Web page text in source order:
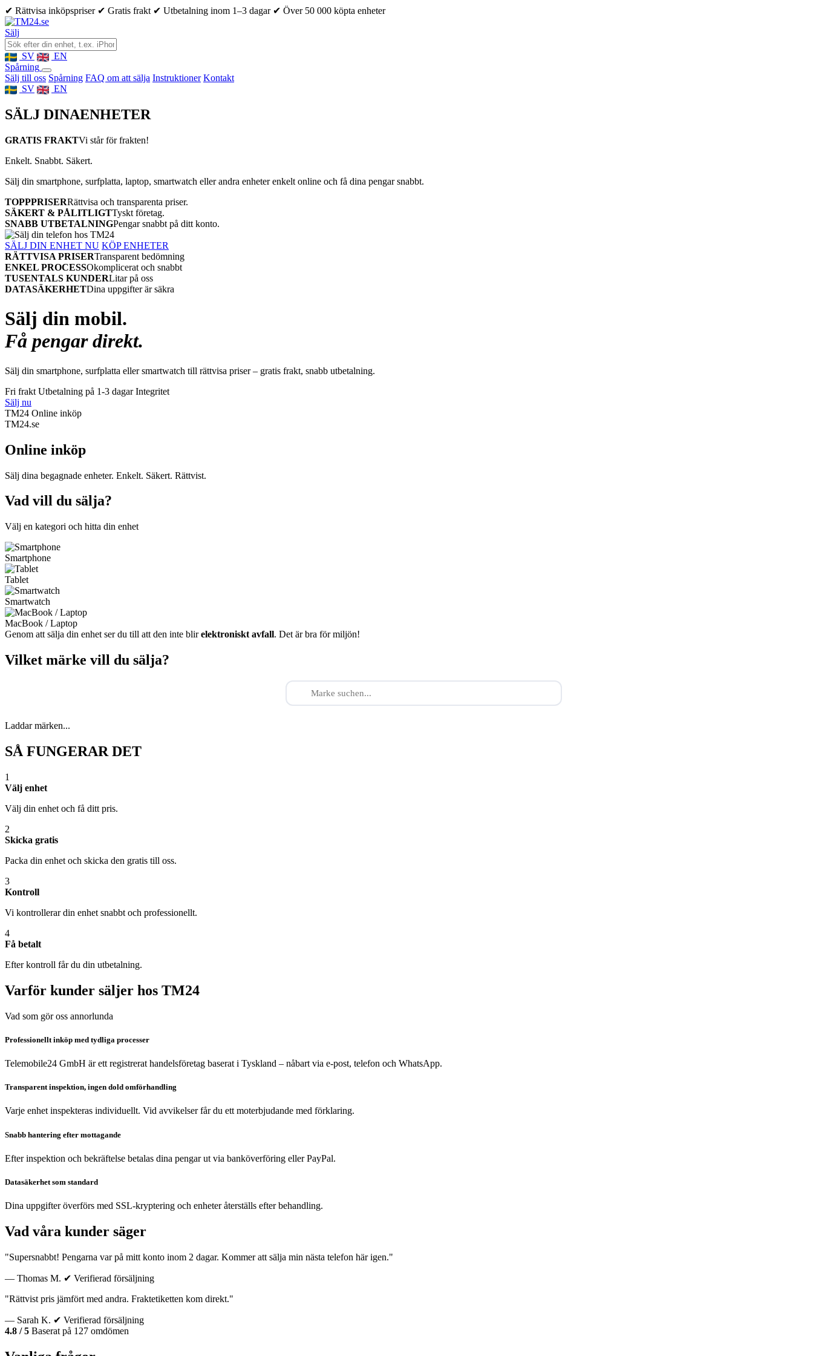
✔ Rättvisa inköpspriser ✔ Gratis frakt ✔ Utbetalning inom 1–3 dagar ✔ Över 50 000 köpta enheter
Sälj
SV
EN
Spårning
Sälj till oss Spårning FAQ om att sälja Instruktioner Kontakt
SV
EN
SÄLJ DINAENHETER
GRATIS FRAKTVi står för frakten!
Enkelt. Snabbt. Säkert.
Sälj din smartphone, surfplatta, laptop, smartwatch eller andra enheter enkelt online och få dina pengar snabbt.
TOPPPRISERRättvisa och transparenta priser.
SÄKERT & PÅLITLIGTTyskt företag.
SNABB UTBETALNINGPengar snabbt på ditt konto.
SÄLJ DIN ENHET NU KÖP ENHETER
RÄTTVISA PRISERTransparent bedömning
ENKEL PROCESSOkomplicerat och snabbt
TUSENTALS KUNDERLitar på oss
DATASÄKERHETDina uppgifter är säkra
Sälj din mobil.
Få pengar direkt.
Sälj din smartphone, surfplatta eller smartwatch till rättvisa priser – gratis frakt, snabb utbetalning.
Fri frakt Utbetalning på 1-3 dagar Integritet
Sälj nu
TM24 Online inköp
TM24.se
Online inköp
Sälj dina begagnade enheter. Enkelt. Säkert. Rättvist.
Vad vill du sälja?
Välj en kategori och hitta din enhet
Smartphone
Tablet
Smartwatch
MacBook / Laptop
Genom att sälja din enhet ser du till att den inte blirelektroniskt avfall. Det är bra för miljön!
Vilket märke vill du sälja?
Laddar märken...
SÅ FUNGERAR DET
1
Välj enhet
Välj din enhet och få ditt pris.
2
Skicka gratis
Packa din enhet och skicka den gratis till oss.
3
Kontroll
Vi kontrollerar din enhet snabbt och professionellt.
4
Få betalt
Efter kontroll får du din utbetalning.
Varför kunder säljer hos TM24
Vad som gör oss annorlunda
Professionellt inköp med tydliga processer
Telemobile24 GmbH är ett registrerat handelsföretag baserat i Tyskland – nåbart via e-post, telefon och WhatsApp.
Transparent inspektion, ingen dold omförhandling
Varje enhet inspekteras individuellt. Vid avvikelser får du ett moterbjudande med förklaring.
Snabb hantering efter mottagande
Efter inspektion och bekräftelse betalas dina pengar ut via banköverföring eller PayPal.
Datasäkerhet som standard
Dina uppgifter överförs med SSL-kryptering och enheter återställs efter behandling.
Vad våra kunder säger
"Supersnabbt! Pengarna var på mitt konto inom 2 dagar. Kommer att sälja min nästa telefon här igen."
— Thomas M. ✔ Verifierad försäljning
"Rättvist pris jämfört med andra. Fraktetiketten kom direkt."
— Sarah K. ✔ Verifierad försäljning
4.8 / 5 Baserat på 127 omdömen